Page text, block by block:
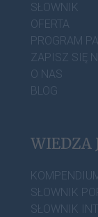
SŁOWNIK
OFERTA
PROGRAM
ZAPISZ SIĘ
O NAS
BLOG
WIEDZA
SŁOWNIK
SŁOWNIK